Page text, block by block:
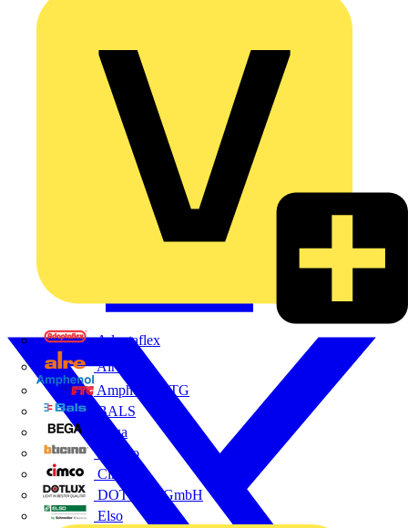
Adaptaflex
Alre
Amphenol FTG
BALS
Bega
Bticino
Cimco
DOTLUX GmbH
Elso